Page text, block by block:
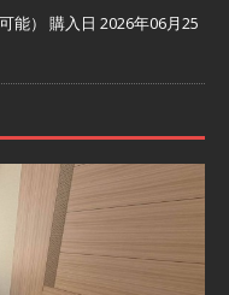
能） 購入日 2026年06月25